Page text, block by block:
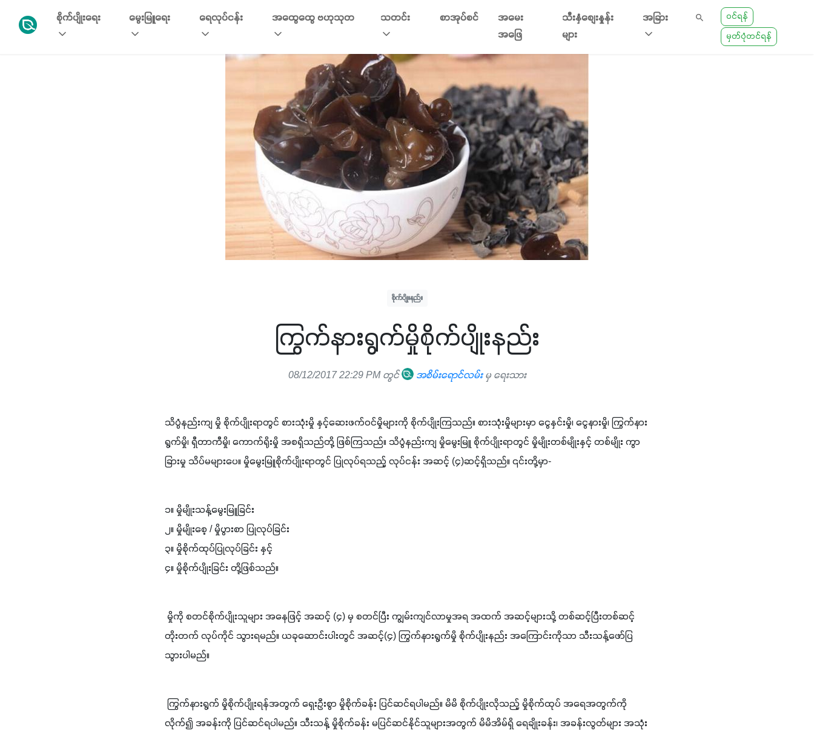
စိုက်ပျိုးရေး မွေးမြူရေး ရေလုပ်ငန်း အထွေထွေ ဗဟုသုတ သတင်း စာအုပ်စင်
အမေး
အဖြေ
သီးနှံစျေးနှုန်း
များ
အခြား
ဝင်ရန်
မှတ်ပုံတင်ရန်
စိုက်ပျိုးနည်း
ကြွက်နားရွက်မှိုစိုက်ပျိုးနည်း
08/12/2017 22:29 PM တွင် အစိမ်းရောင်လမ်းမှ ရေးသား
သိပ္ပံ​နည်း​ကျ ​မှို စိုက်​ပျိုး​ရာ​တွင် ​စား​သုံး​မှို ​နှင့်​ဆေး​ဖက်​ဝင်​မှိုများ​ကို ​စိုက်​ပျိုး​ကြ​သည်။ ​စား​သုံး​မှိုများ​မှာ ​ငွေ​နှင်း​မှို၊ ​ငွေ​နား​မှို၊ ​ကြွက်​နား​
ရွက်​မှို၊ ​ရှီ​တာ​ကီ​မှို၊ ​ကောက်​ရိုး​မှို ​အ​စ​ရှိ​သည်​တို့ ​ဖြစ်​ကြ​သည်။ ​သိ​ပွံနည်း​ကျ ​မှို​မွေး​မြူ ​စိုက်​ပျိုး​ရာ​တွင် ​မှိုမျိုး​တစ်​မျိုး​နှင့် ​တစ်​မျိုး ​ကွာ​
ခြား​မှု ​သိပ်​မ​များ​ပေ။ ​မှို​မွေး​မြူ​စိုက်​ပျိုး​ရာ​တွင် ​ပြု​လုပ်​ရ​သည့် ​လုပ်​ငန်း ​အ​ဆင့် (၄)​ဆင့်​ရှိ​သည်။ ၎င်း​တို့​မှာ-
၁။ ​မှို​မျိုး​သန့်​မွေး​မြူ​ခြင်း
၂။ ​မှို​မျိုး​စေ့ / ​မှိုပွား​စာ ​ပြု​လုပ်​ခြင်း
၃။ ​မှိုစိုက်​ထုပ်​ပြု​လုပ်​ခြင်း ​နှင့်
၄။ ​မှိုစိုက်​ပျိုး​ခြင်း ​တို့​ဖြစ်​သည်။
တိုး​တက်​ လုပ်​ကိုင်​ သွား​ရ​မည်။ ​ယ​ခု​ဆောင်း​ပါး​တွင် ​အ​ဆင့်(၄) ​ကြွက်​နား​ရွက်​မှို​ စိုက်​ပျိုး​နည်း ​အ​ကြောင်း​ကို​သာ ​သီး​သန့်​ဖော်​ပြ​
သွား​ပါ​မည်။
လိုက်​၍ ​အ​ခန်း​ကို ​ပြင်​ဆင်​ရ​ပါ​မည်။ ​သီး​သန့် ​မှို​စိုက်​ခန်း ​မ​ပြင်​ဆင်​နိုင်​သူ​များ​အ​တွက် ​မိ​မိ​အိမ်​ရှိ ​ရေ​ချိုး​ခန်း၊ ​အ​ခန်း​လွတ်​များ ​အ​သုံး​